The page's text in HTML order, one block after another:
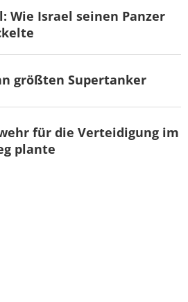
Wie Israel seinen Panzer
größten Supertanker
für die Verteidigung im
plante